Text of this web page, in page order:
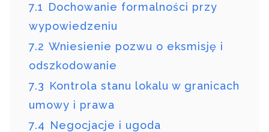
7.1 Dochowanie formalności przy
wypowiedzeniu
7.2 Wniesienie pozwu o eksmisję i
odszkodowanie
7.3 Kontrola stanu lokalu w granicach
umowy i prawa
7.4 Negocjacje i ugoda